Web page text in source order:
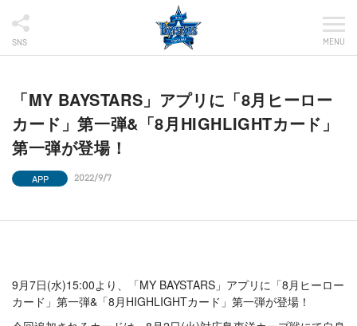
SNS MENU
「MY BAYSTARS」アプリに「8月ヒーロー
カード」第一弾&「8月HIGHLIGHTカード」
第一弾が登場！
APP 2022/9/7
9月7日(水)15:00より、「MY BAYSTARS」アプリに「8月ヒーロー
カード」第一弾&「8月HIGHLIGHTカード」第一弾が登場！